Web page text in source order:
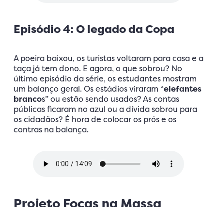
Episódio 4: O legado da Copa
A poeira baixou, os turistas voltaram para casa e a
taça já tem dono. E agora, o que sobrou? No
último episódio da série, os estudantes mostram
um balanço geral. Os estádios viraram “elefantes
brancos” ou estão sendo usados? As contas
públicas ficaram no azul ou a dívida sobrou para
os cidadãos? É hora de colocar os prós e os
contras na balança.
Projeto Focas na Massa